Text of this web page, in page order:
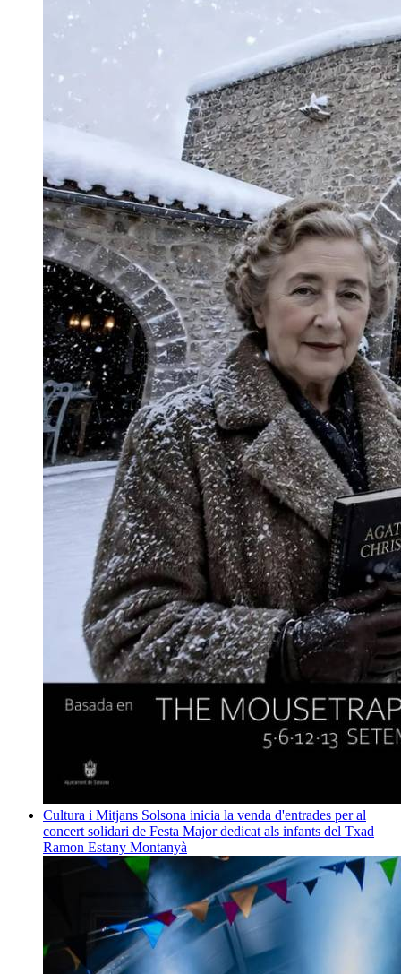
Cultura i Mitjans Solsona inicia la venda d'entrades per al
concert solidari de Festa Major dedicat als infants del Txad
Ramon Estany Montanyà